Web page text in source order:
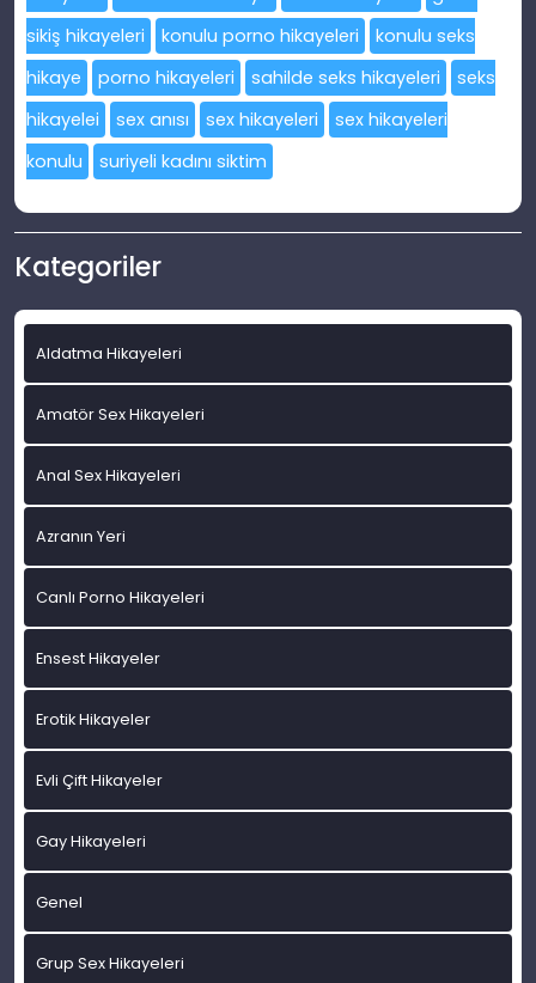
sikiş hikayeleri
konulu porno hikayeleri
konulu seks
hikaye
porno hikayeleri sahilde seks hikayeleri
seks
hikayelei
sex anısı sex hikayeleri
sex hikayeleri
konulu
suriyeli kadını siktim
Kategoriler
Aldatma Hikayeleri
Amatör Sex Hikayeleri
Anal Sex Hikayeleri
Azranın Yeri
Canlı Porno Hikayeleri
Ensest Hikayeler
Erotik Hikayeler
Evli Çift Hikayeler
Gay Hikayeleri
Genel
Grup Sex Hikayeleri